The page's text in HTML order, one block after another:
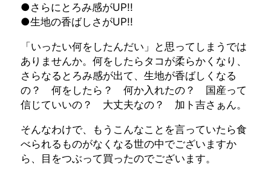
●さらにとろみ感がUP!!
●生地の香ばしさがUP!!
「いったい何をしたんだい」と思ってしまうでは
ありませんか。何をしたらタコが柔らかくなり、
さらなるとろみ感が出て、生地が香ばしくなる
の？ 何をしたら？ 何か入れたの？ 国産って
信じていいの？ 大丈夫なの？ 加ト吉さぁん。
そんなわけで、もうこんなことを言っていたら食
べられるものがなくなる世の中でございますか
ら、目をつぶって買ったのでございます。